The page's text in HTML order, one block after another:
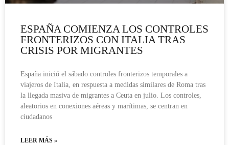
ESPAÑA COMIENZA LOS CONTROLES
FRONTERIZOS CON ITALIA TRAS
CRISIS POR MIGRANTES
España inició el sábado controles fronterizos temporales a
viajeros de Italia, en respuesta a medidas similares de Roma tras
la llegada masiva de migrantes a Ceuta en julio. Los controles,
aleatorios en conexiones aéreas y marítimas, se centran en
ciudadanos
LEER MÁS »